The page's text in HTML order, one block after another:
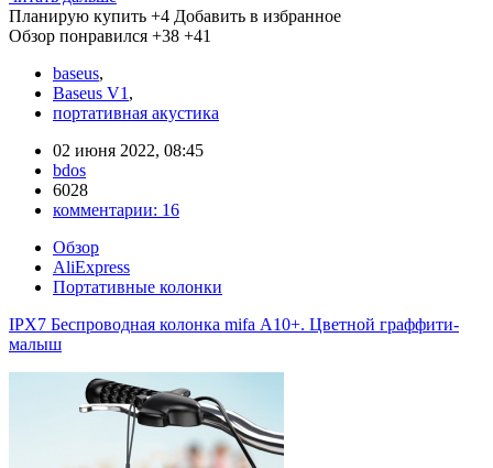
Планирую купить +4 Добавить в избранное
Обзор понравился +38 +41
baseus,
Baseus V1 ,
портативная акустика
02 июня 2022, 08:45
bdos
6028
комментарии: 16
Обзор
AliExpress
Портативные колонки
IPX7 Беспроводная колонка mifa А10+. Цветной граффити-
малыш